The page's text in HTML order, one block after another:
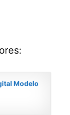
Modelo